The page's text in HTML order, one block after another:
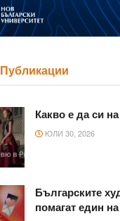
Публикации
Какво е да си
ЮЛИ 30, 2026
Българските
помагат един